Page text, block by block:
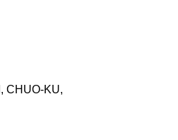
CHUO-KU,